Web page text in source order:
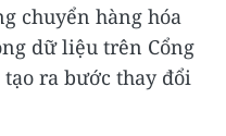
chuyển hàng hóa
dữ liệu trên Cổng
ra bước thay đổi